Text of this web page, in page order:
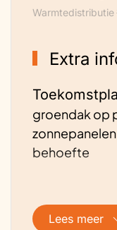
Warmtedistributie
Extra
groendak op
behoefte
Lees meer